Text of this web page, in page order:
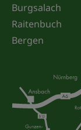
Burgsalach
Raitenbuch
Bergen